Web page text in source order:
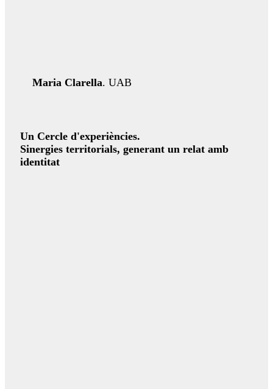
Maria Clarella. UAB
Un Cercle d'experiències.
Sinergies territorials, generant un relat amb
identitat